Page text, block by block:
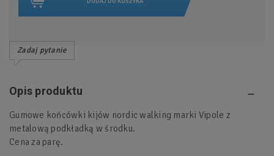
Zadaj pytanie
Opis produktu
Gumowe końcówki kijów nordic walking marki Vipole z
metalową podkładką w środku.
Cena za parę.